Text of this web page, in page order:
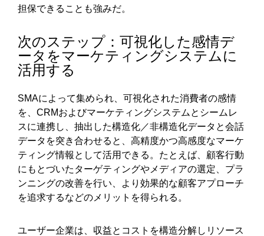
担保できることも強みだ。
次のステップ：可視化した感情デ
ータをマーケティングシステムに
活用する
SMAによって集められ、可視化された消費者の感情
を、CRMおよびマーケティングシステムとシームレ
スに連携し、抽出した構造化／非構造化データと会話
データを突き合わせると、高精度かつ高感度なマーケ
ティング情報として活用できる。たとえば、顧客行動
にもとづいたターゲティングやメディアの選定、プラ
ンニングの改善を行い、より効果的な顧客アプローチ
を追求するなどのメリットを得られる。
ユーザー企業は、収益とコストを構造分解しリソース